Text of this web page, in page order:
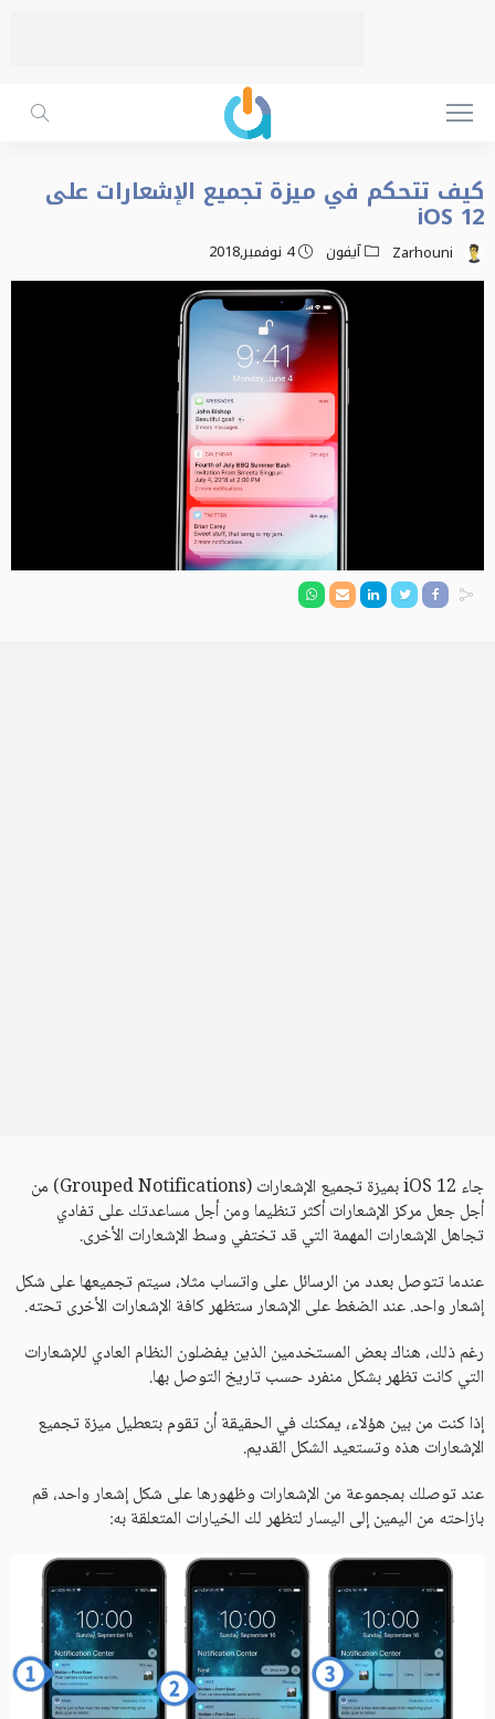
كيف تتحكم في ميزة تجميع الإشعارات على
iOS 12
Zarhouni آيفون 4 نوفمبر,2018
جاء iOS 12 بميزة تجميع الإشعارات (Grouped Notifications) من
أجل جعل مركز الإشعارات أكثر تنظيما ومن أجل مساعدتك على تفادي
تجاهل الإشعارات المهمة التي قد تختفي وسط الإشعارات الأخرى.
عندما تتوصل بعدد من الرسائل على واتساب مثلا، سيتم تجميعها على شكل
إشعار واحد. عند الضغط على الإشعار ستظهر كافة الإشعارات الأخرى تحته.
رغم ذلك، هناك بعض المستخدمين الذين يفضلون النظام العادي للإشعارات
التي كانت تظهر بشكل منفرد حسب تاريخ التوصل بها.
إذا كنت من بين هؤلاء، يمكنك في الحقيقة أن تقوم بتعطيل ميزة تجميع
الإشعارات هذه وتستعيد الشكل القديم.
عند توصلك بمجموعة من الإشعارات وظهورها على شكل إشعار واحد، قم
بازاحته من اليمين إلى اليسار لتظهر لك الخيارات المتعلقة به: